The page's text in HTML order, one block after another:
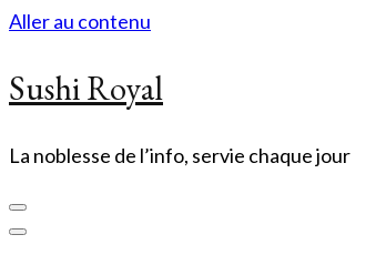
Aller au contenu
Sushi Royal
La noblesse de l’info, servie chaque jour